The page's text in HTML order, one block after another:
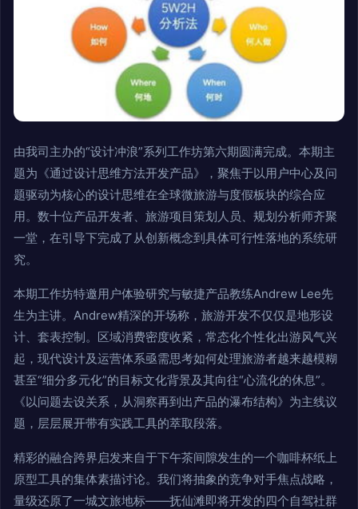
由我司主办的“设计冲浪”系列工作坊第六期圆满完成。本期主
题为《通过设计思维方法开发产品》，聚焦于以用户中心及问
题驱动为核心的设计思维在全球微旅游与度假板块的综合应
用。数十位产品开发者、旅游项目策划人员、规划分析师齐聚
一堂，在引导下完成了从创新概念到具体可行性落地的系统研
究。
本期工作坊特邀用户体验研究与敏捷产品教练Andrew Lee先
生为主讲。Andrew精深的开场称，旅游开发不仅仅是地形设
计、套表控制。区域消费密度收紧，常态化个性化出游风气兴
起，现代设计及运营体系亟需思考如何处理旅游者越来越模糊
甚至“细分多元化”的目标文化背景及其向往“心流化的休息”。
《以问题去设关系，从洞察再到出产品的瀑布结构》为主线议
题，层层展开带有实践工具的萃取段落。
精彩的融合跨界启发来自于下午茶间隙发生的一个咖啡杯纸上
原型工具的集体素描讨论。我们将抽象的竞争对手焦点战略，
量级还原了一城文旅地标——抚仙滩即将开发的四个自驾社群